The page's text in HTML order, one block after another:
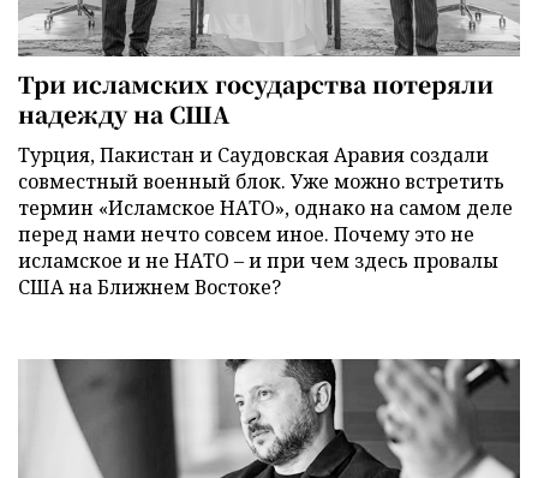
Три исламских государства потеряли
надежду на США
Турция, Пакистан и Саудовская Аравия создали
совместный военный блок. Уже можно встретить
термин «Исламское НАТО», однако на самом деле
перед нами нечто совсем иное. Почему это не
исламское и не НАТО – и при чем здесь провалы
США на Ближнем Востоке?